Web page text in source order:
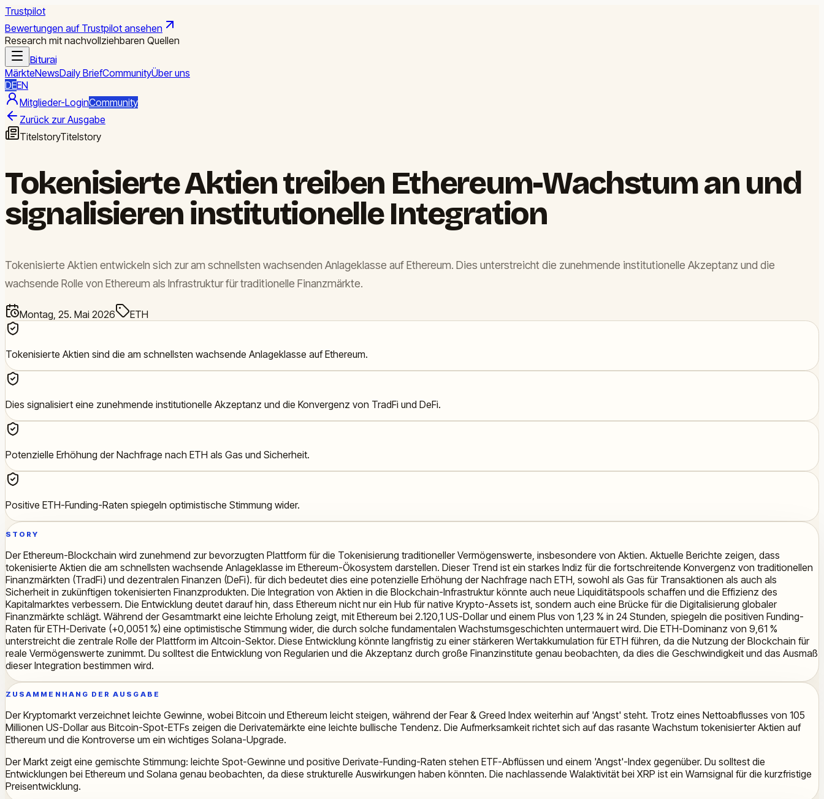
Trustpilot
Bewertungen auf Trustpilot ansehen
Research mit nachvollziehbaren Quellen
Biturai
MärkteNewsDaily BriefCommunityÜber uns
DEEN
Mitglieder-LoginCommunity
Zurück zur Ausgabe
TitelstoryTitelstory
Tokenisierte Aktien treiben Ethereum-Wachstum an und
signalisieren institutionelle Integration
Tokenisierte Aktien entwickeln sich zur am schnellsten wachsenden Anlageklasse auf Ethereum. Dies unterstreicht die zunehmende institutionelle Akzeptanz und die
wachsende Rolle von Ethereum als Infrastruktur für traditionelle Finanzmärkte.
Montag, 25. Mai 2026 ETH
Tokenisierte Aktien sind die am schnellsten wachsende Anlageklasse auf Ethereum.
Dies signalisiert eine zunehmende institutionelle Akzeptanz und die Konvergenz von TradFi und DeFi.
Potenzielle Erhöhung der Nachfrage nach ETH als Gas und Sicherheit.
Positive ETH-Funding-Raten spiegeln optimistische Stimmung wider.
STORY
Der Ethereum-Blockchain wird zunehmend zur bevorzugten Plattform für die Tokenisierung traditioneller Vermögenswerte, insbesondere von Aktien. Aktuelle Berichte zeigen, dass
tokenisierte Aktien die am schnellsten wachsende Anlageklasse im Ethereum-Ökosystem darstellen. Dieser Trend ist ein starkes Indiz für die fortschreitende Konvergenz von traditionellen
Finanzmärkten (TradFi) und dezentralen Finanzen (DeFi). für dich bedeutet dies eine potenzielle Erhöhung der Nachfrage nach ETH, sowohl als Gas für Transaktionen als auch als
Sicherheit in zukünftigen tokenisierten Finanzprodukten. Die Integration von Aktien in die Blockchain-Infrastruktur könnte auch neue Liquiditätspools schaffen und die Effizienz des
Kapitalmarktes verbessern. Die Entwicklung deutet darauf hin, dass Ethereum nicht nur ein Hub für native Krypto-Assets ist, sondern auch eine Brücke für die Digitalisierung globaler
Finanzmärkte schlägt. Während der Gesamtmarkt eine leichte Erholung zeigt, mit Ethereum bei 2.120,1 US-Dollar und einem Plus von 1,23 % in 24 Stunden, spiegeln die positiven Funding-
Raten für ETH-Derivate (+0,0051 %) eine optimistische Stimmung wider, die durch solche fundamentalen Wachstumsgeschichten untermauert wird. Die ETH-Dominanz von 9,61 %
unterstreicht die zentrale Rolle der Plattform im Altcoin-Sektor. Diese Entwicklung könnte langfristig zu einer stärkeren Wertakkumulation für ETH führen, da die Nutzung der Blockchain für
reale Vermögenswerte zunimmt. Du solltest die Entwicklung von Regularien und die Akzeptanz durch große Finanzinstitute genau beobachten, da dies die Geschwindigkeit und das Ausmaß
dieser Integration bestimmen wird.
ZUSAMMENHANG DER AUSGABE
Der Kryptomarkt verzeichnet leichte Gewinne, wobei Bitcoin und Ethereum leicht steigen, während der Fear & Greed Index weiterhin auf 'Angst' steht. Trotz eines Nettoabflusses von 105
Millionen US-Dollar aus Bitcoin-Spot-ETFs zeigen die Derivatemärkte eine leichte bullische Tendenz. Die Aufmerksamkeit richtet sich auf das rasante Wachstum tokenisierter Aktien auf
Ethereum und die Kontroverse um ein wichtiges Solana-Upgrade.
Der Markt zeigt eine gemischte Stimmung: leichte Spot-Gewinne und positive Derivate-Funding-Raten stehen ETF-Abflüssen und einem 'Angst'-Index gegenüber. Du solltest die
Entwicklungen bei Ethereum und Solana genau beobachten, da diese strukturelle Auswirkungen haben könnten. Die nachlassende Walaktivität bei XRP ist ein Warnsignal für die kurzfristige
Preisentwicklung.